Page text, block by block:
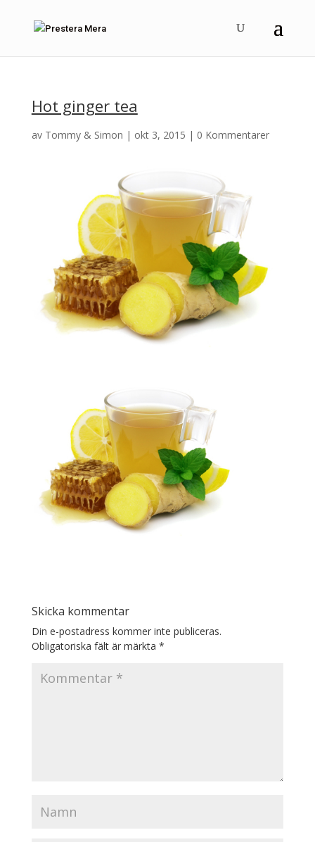
Hot ginger tea
av Tommy & Simon | okt 3, 2015 | 0 Kommentarer
Skicka kommentar
Din e-postadress kommer inte publiceras.
Obligatoriska fält är märkta *